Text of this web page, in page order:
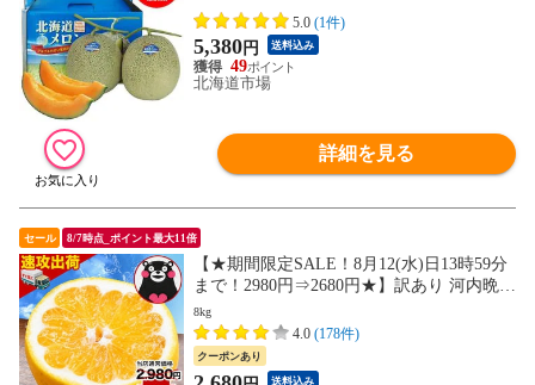
ふらの メロン 化粧箱入 北海道 ふらのメロ
ン フルーツ メロン 果物 くだもの
5.0 (1件)
5,380円 送料込み
49
北海道市場
詳細を見る
セール 8/7時点_ポイント最大11倍
【★期間限定SALE！8月12(水)日13時59分
まで！2980円⇒2680円★】訳あり 河内晩柑
8kg 熊本県産 送料無料 和製 グレープフル
ーツ 旬 の フルーツ 果物 みかん 晩柑《1-5
営業日以内に出荷(土日祝除く)》---d2_wba
nkan_s_26_2980_8000g---
8kg
4.0 (178件)
クーポンあり
送料込み